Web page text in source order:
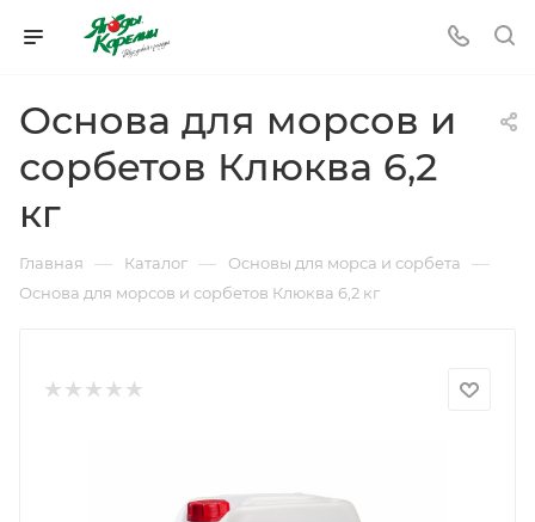
Основа для морсов и
сорбетов Клюква 6,2
кг
Главная — Каталог — Основы для морса и сорбета —
Основа для морсов и сорбетов Клюква 6,2 кг